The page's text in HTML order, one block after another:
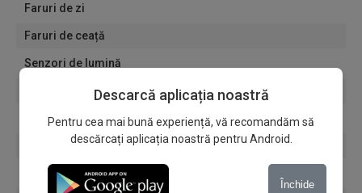
Faruri de zi
Faruri de ceață
Senzori de lumină
Senzori de ploaie
Computer de bord
Bare de plafon
Oglinzi electrice
Descarcă aplicația noastră
Pentru cea mai bună experiență, vă recomandăm să
descărcați aplicația noastră pentru Android.
Închide